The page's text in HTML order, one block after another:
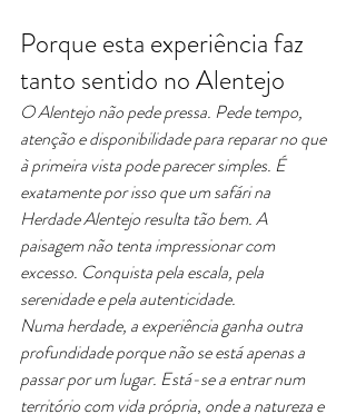
Porque esta experiência faz
tanto sentido no Alentejo
O Alentejo não pede pressa. Pede tempo,
atenção e disponibilidade para reparar no que
à primeira vista pode parecer simples. É
exatamente por isso que um safári na
Herdade Alentejo resulta tão bem. A
paisagem não tenta impressionar com
excesso. Conquista pela escala, pela
serenidade e pela autenticidade.
Numa herdade, a experiência ganha outra
profundidade porque não se está apenas a
passar por um lugar. Está-se a entrar num
território com vida própria, onde a natureza e